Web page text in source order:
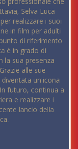
Selva Luca
realizzare i suoi
in film per adulti
di riferimento
è in grado di
la sua presenza
alle sue
un'icona
futuro, continua a
e realizzare i
lancio della